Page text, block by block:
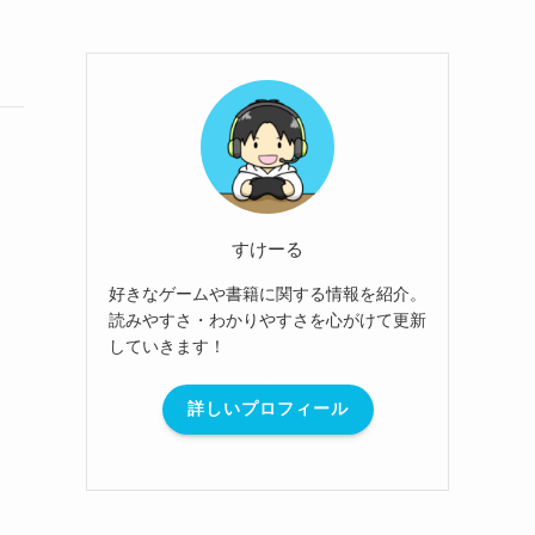
すけーる
好きなゲームや書籍に関する情報を紹介。
読みやすさ・わかりやすさを心がけて更新
していきます！
詳しいプロフィール